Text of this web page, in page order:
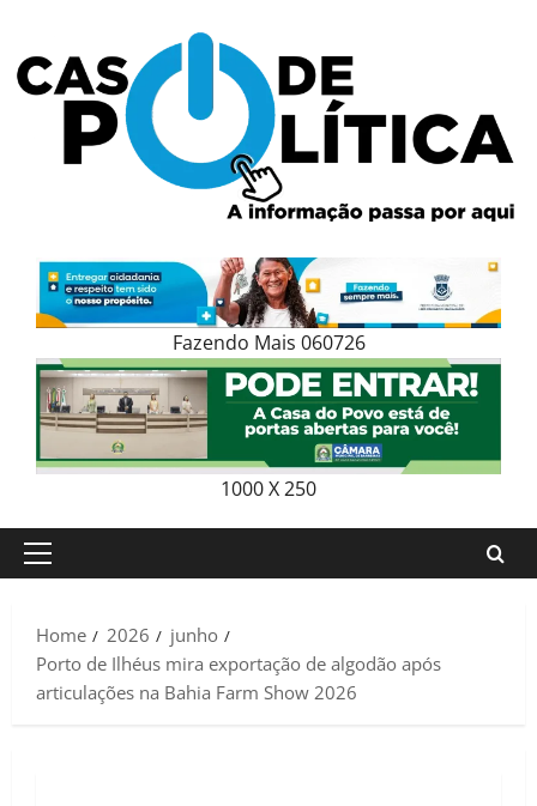
content
Fazendo Mais 060726
1000 X 250
Primary
Home
2026
junho
Porto de Ilhéus mira exportação de algodão após
articulações na Bahia Farm Show 2026